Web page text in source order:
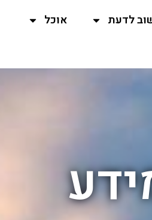
לדעת
אוכל